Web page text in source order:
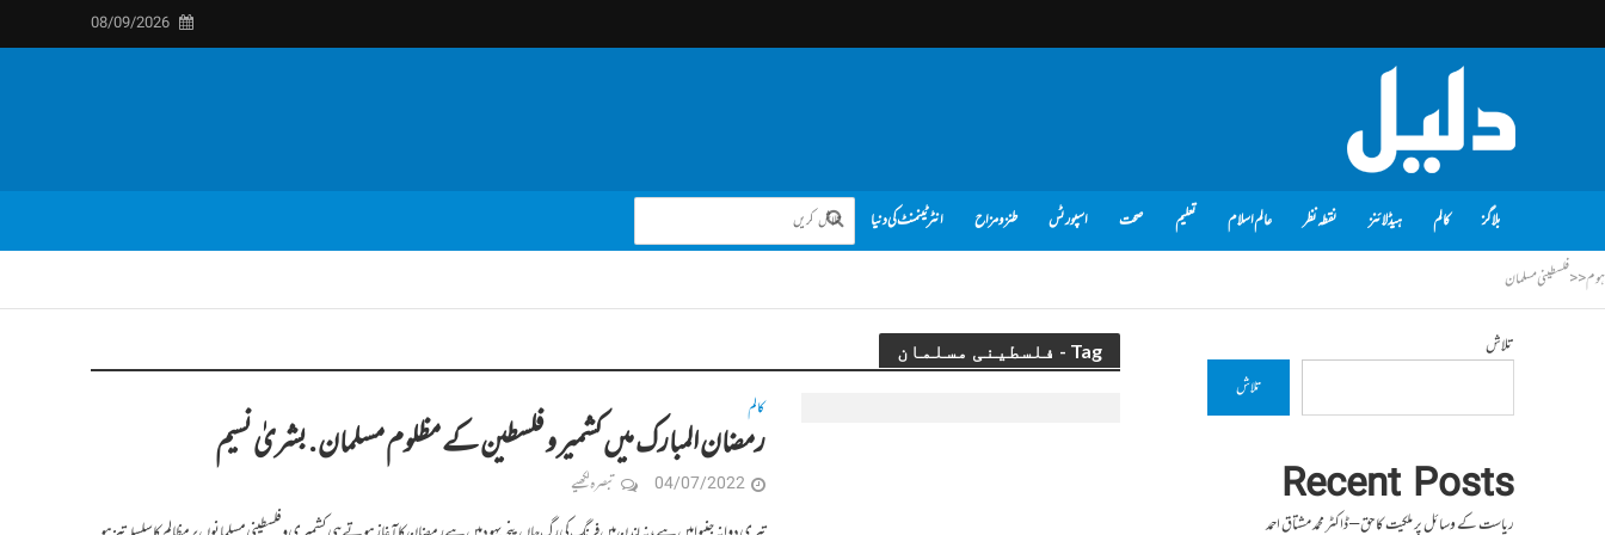
08/09/2026
بلاگز کالم ہیڈلائنز نقطہ نظر عالم اسلام تعلیم صحت اسپورٹس طنز و مزاح انٹرٹینمنٹ کی دنیا
ہوم<<فلسطینی مسلمان
Tag - فلسطینی مسلمان
کالم
رمضان المبارک میں کشمیر و فلسطین کے مظلوم مسلمان . بشریٰ نسیم
04/07/2022 تبصرہ لکھیے
تلاش
تلاش
Recent Posts
ریاست کے وسائل پر ملکیت کا حق – ڈاکٹر محمد مشتاق احمد